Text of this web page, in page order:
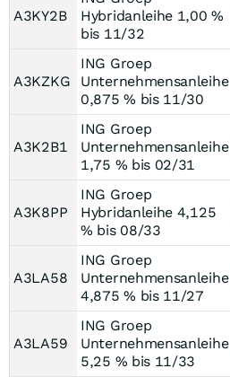
A3KY2B
Hybridanleihe 1,00 %
bis 11/32
A3KZKG
ING Groep
Unternehmensanleihe
0,875 % bis 11/30
A3K2B1
ING Groep
Unternehmensanleihe
1,75 % bis 02/31
A3K8PP
ING Groep
Hybridanleihe 4,125
% bis 08/33
A3LA58
ING Groep
Unternehmensanleihe
4,875 % bis 11/27
A3LA59
ING Groep
Unternehmensanleihe
5,25 % bis 11/33